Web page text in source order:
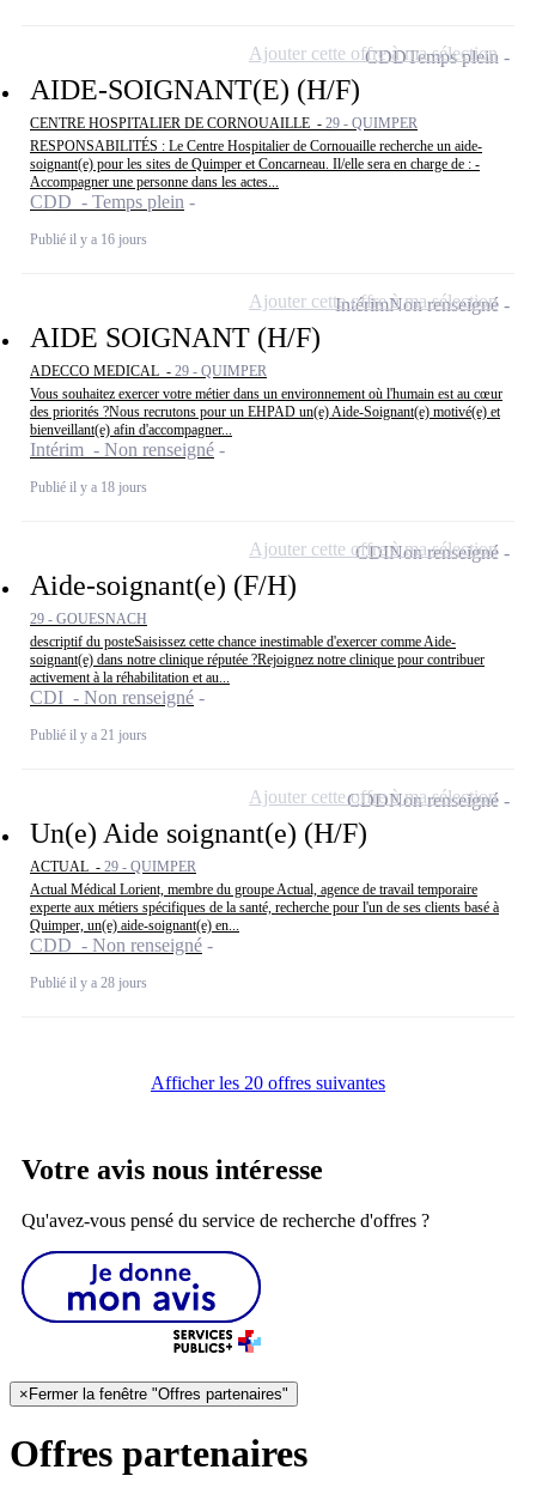
AIDE-SOIGNANT(E) (H/F)
CENTRE HOSPITALIER DE CORNOUAILLE - 29 - QUIMPER
RESPONSABILITÉS : Le Centre Hospitalier de Cornouaille recherche un aide-
soignant(e) pour les sites de Quimper et Concarneau. Il/elle sera en charge de : -
Accompagner une personne dans les actes...
CDD - Temps plein
Publié il y a 16 jours
CDDTemps plein
Ajouter cette offre à ma sélection
AIDE SOIGNANT (H/F)
ADECCO MEDICAL - 29 - QUIMPER
Vous souhaitez exercer votre métier dans un environnement où l'humain est au cœur
des priorités ?Nous recrutons pour un EHPAD un(e) Aide-Soignant(e) motivé(e) et
bienveillant(e) afin d'accompagner...
Intérim - Non renseigné
Publié il y a 18 jours
IntérimNon renseigné
Ajouter cette offre à ma sélection
Aide-soignant(e) (F/H)
29 - GOUESNACH
descriptif du posteSaisissez cette chance inestimable d'exercer comme Aide-
soignant(e) dans notre clinique réputée ?Rejoignez notre clinique pour contribuer
activement à la réhabilitation et au...
CDI - Non renseigné
Publié il y a 21 jours
CDINon renseigné
Ajouter cette offre à ma sélection
Un(e) Aide soignant(e) (H/F)
ACTUAL - 29 - QUIMPER
Actual Médical Lorient, membre du groupe Actual, agence de travail temporaire
experte aux métiers spécifiques de la santé, recherche pour l'un de ses clients basé à
Quimper, un(e) aide-soignant(e) en...
CDD - Non renseigné
Publié il y a 28 jours
CDDNon renseigné
Ajouter cette offre à ma sélection
Afficher les 20 offres suivantes
Votre avis nous intéresse
Qu'avez-vous pensé du service de recherche d'offres ?
×Fermer la fenêtre "Offres partenaires"
Offres partenaires